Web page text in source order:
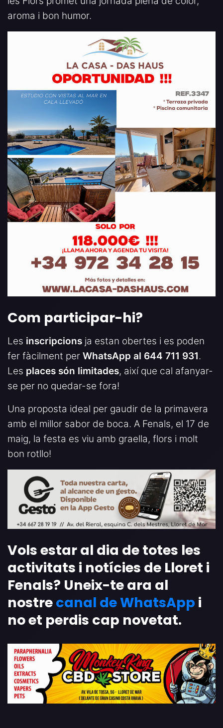
aroma i bon humor.
Com participar-hi?
Les inscripcions ja estan obertes i es poden
fer fàcilment per WhatsApp al 644 711 931.
Les places són limitades, així que cal afanyar-
se per no quedar-se fora!
Una proposta ideal per gaudir de la primavera
amb el millor sabor de boca. A Fenals, el 17 de
maig, la festa es viu amb graella, flors i molt
bon rotllo!
Vols estar al dia de totes les
activitats i notícies de Lloret i
Fenals? Uneix-te ara al
nostrecanal de WhatsApp i
no et perdis cap novetat.